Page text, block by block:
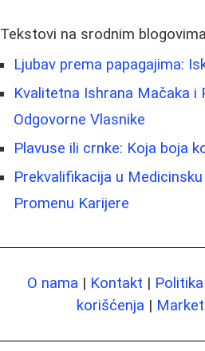
Tekstovi na srodnim blogovima
Ljubav prema papagajima:
Kvalitetna Ishrana Mačaka i
Odgovorne Vlasnike
Plavuse ili crnke: Koja boja
Prekvalifikacija u
Promenu Karijere
O nama | Kontakt |
korišćenja |